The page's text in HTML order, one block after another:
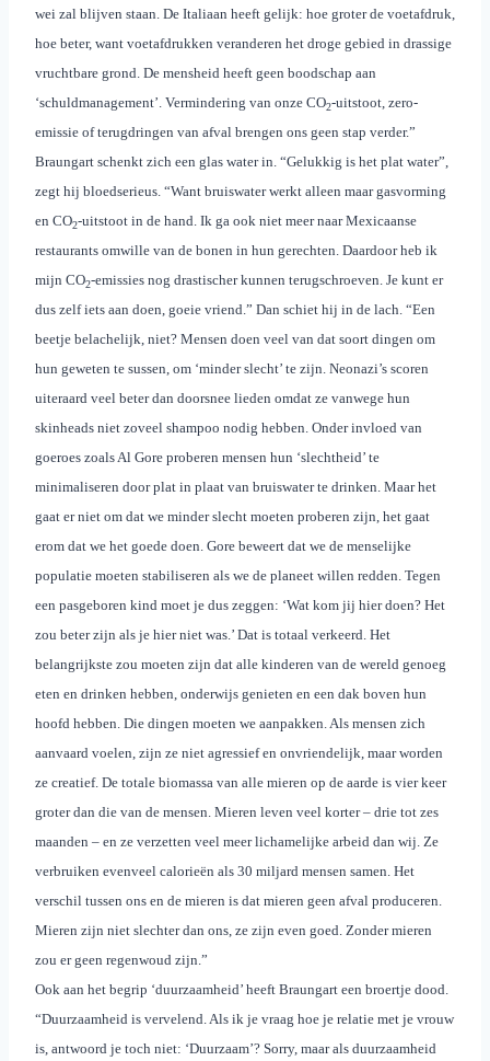
wei zal blijven staan. De Italiaan heeft gelijk: hoe groter de voetafdruk,
hoe beter, want voetafdrukken veranderen het droge gebied in drassige
vruchtbare grond. De mensheid heeft geen boodschap aan
‘schuldmanagement’. Vermindering van onze CO2-uitstoot, zero-
emissie of terugdringen van afval brengen ons geen stap verder.”
Braungart schenkt zich een glas water in. “Gelukkig is het plat water”,
zegt hij bloedserieus. “Want bruiswater werkt alleen maar gasvorming
en CO2-uitstoot in de hand. Ik ga ook niet meer naar Mexicaanse
restaurants omwille van de bonen in hun gerechten. Daardoor heb ik
mijn CO2-emissies nog drastischer kunnen terugschroeven. Je kunt er
dus zelf iets aan doen, goeie vriend.” Dan schiet hij in de lach. “Een
beetje belachelijk, niet? Mensen doen veel van dat soort dingen om
hun geweten te sussen, om ‘minder slecht’ te zijn. Neonazi’s scoren
uiteraard veel beter dan doorsnee lieden omdat ze vanwege hun
skinheads niet zoveel shampoo nodig hebben. Onder invloed van
goeroes zoals Al Gore proberen mensen hun ‘slechtheid’ te
minimaliseren door plat in plaat van bruiswater te drinken. Maar het
gaat er niet om dat we minder slecht moeten proberen zijn, het gaat
erom dat we het goede doen. Gore beweert dat we de menselijke
populatie moeten stabiliseren als we de planeet willen redden. Tegen
een pasgeboren kind moet je dus zeggen: ‘Wat kom jij hier doen? Het
zou beter zijn als je hier niet was.’ Dat is totaal verkeerd. Het
belangrijkste zou moeten zijn dat alle kinderen van de wereld genoeg
eten en drinken hebben, onderwijs genieten en een dak boven hun
hoofd hebben. Die dingen moeten we aanpakken. Als mensen zich
aanvaard voelen, zijn ze niet agressief en onvriendelijk, maar worden
ze creatief. De totale biomassa van alle mieren op de aarde is vier keer
groter dan die van de mensen. Mieren leven veel korter – drie tot zes
maanden – en ze verzetten veel meer lichamelijke arbeid dan wij. Ze
verbruiken evenveel calorieën als 30 miljard mensen samen. Het
verschil tussen ons en de mieren is dat mieren geen afval produceren.
Mieren zijn niet slechter dan ons, ze zijn even goed. Zonder mieren
zou er geen regenwoud zijn.”
Ook aan het begrip ‘duurzaamheid’ heeft Braungart een broertje dood.
“Duurzaamheid is vervelend. Als ik je vraag hoe je relatie met je vrouw
is, antwoord je toch niet: ‘Duurzaam’? Sorry, maar als duurzaamheid